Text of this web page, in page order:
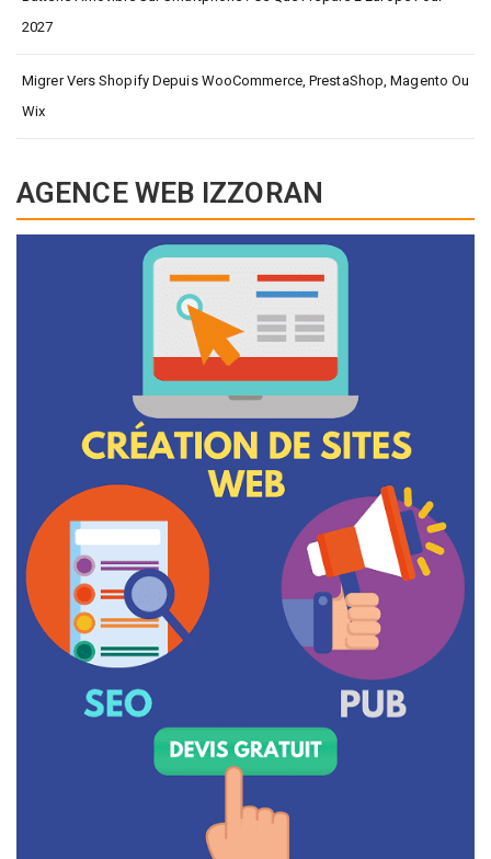
2027
Migrer Vers Shopify Depuis WooCommerce, PrestaShop, Magento Ou
Wix
AGENCE WEB IZZORAN